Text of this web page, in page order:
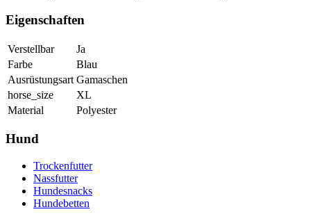
Eigenschaften
Verstellbar
Ja
Farbe
Blau
Ausrüstungsart Gamaschen
horse_size
XL
Material
Polyester
Hund
Trockenfutter
Nassfutter
Hundesnacks
Hundebetten